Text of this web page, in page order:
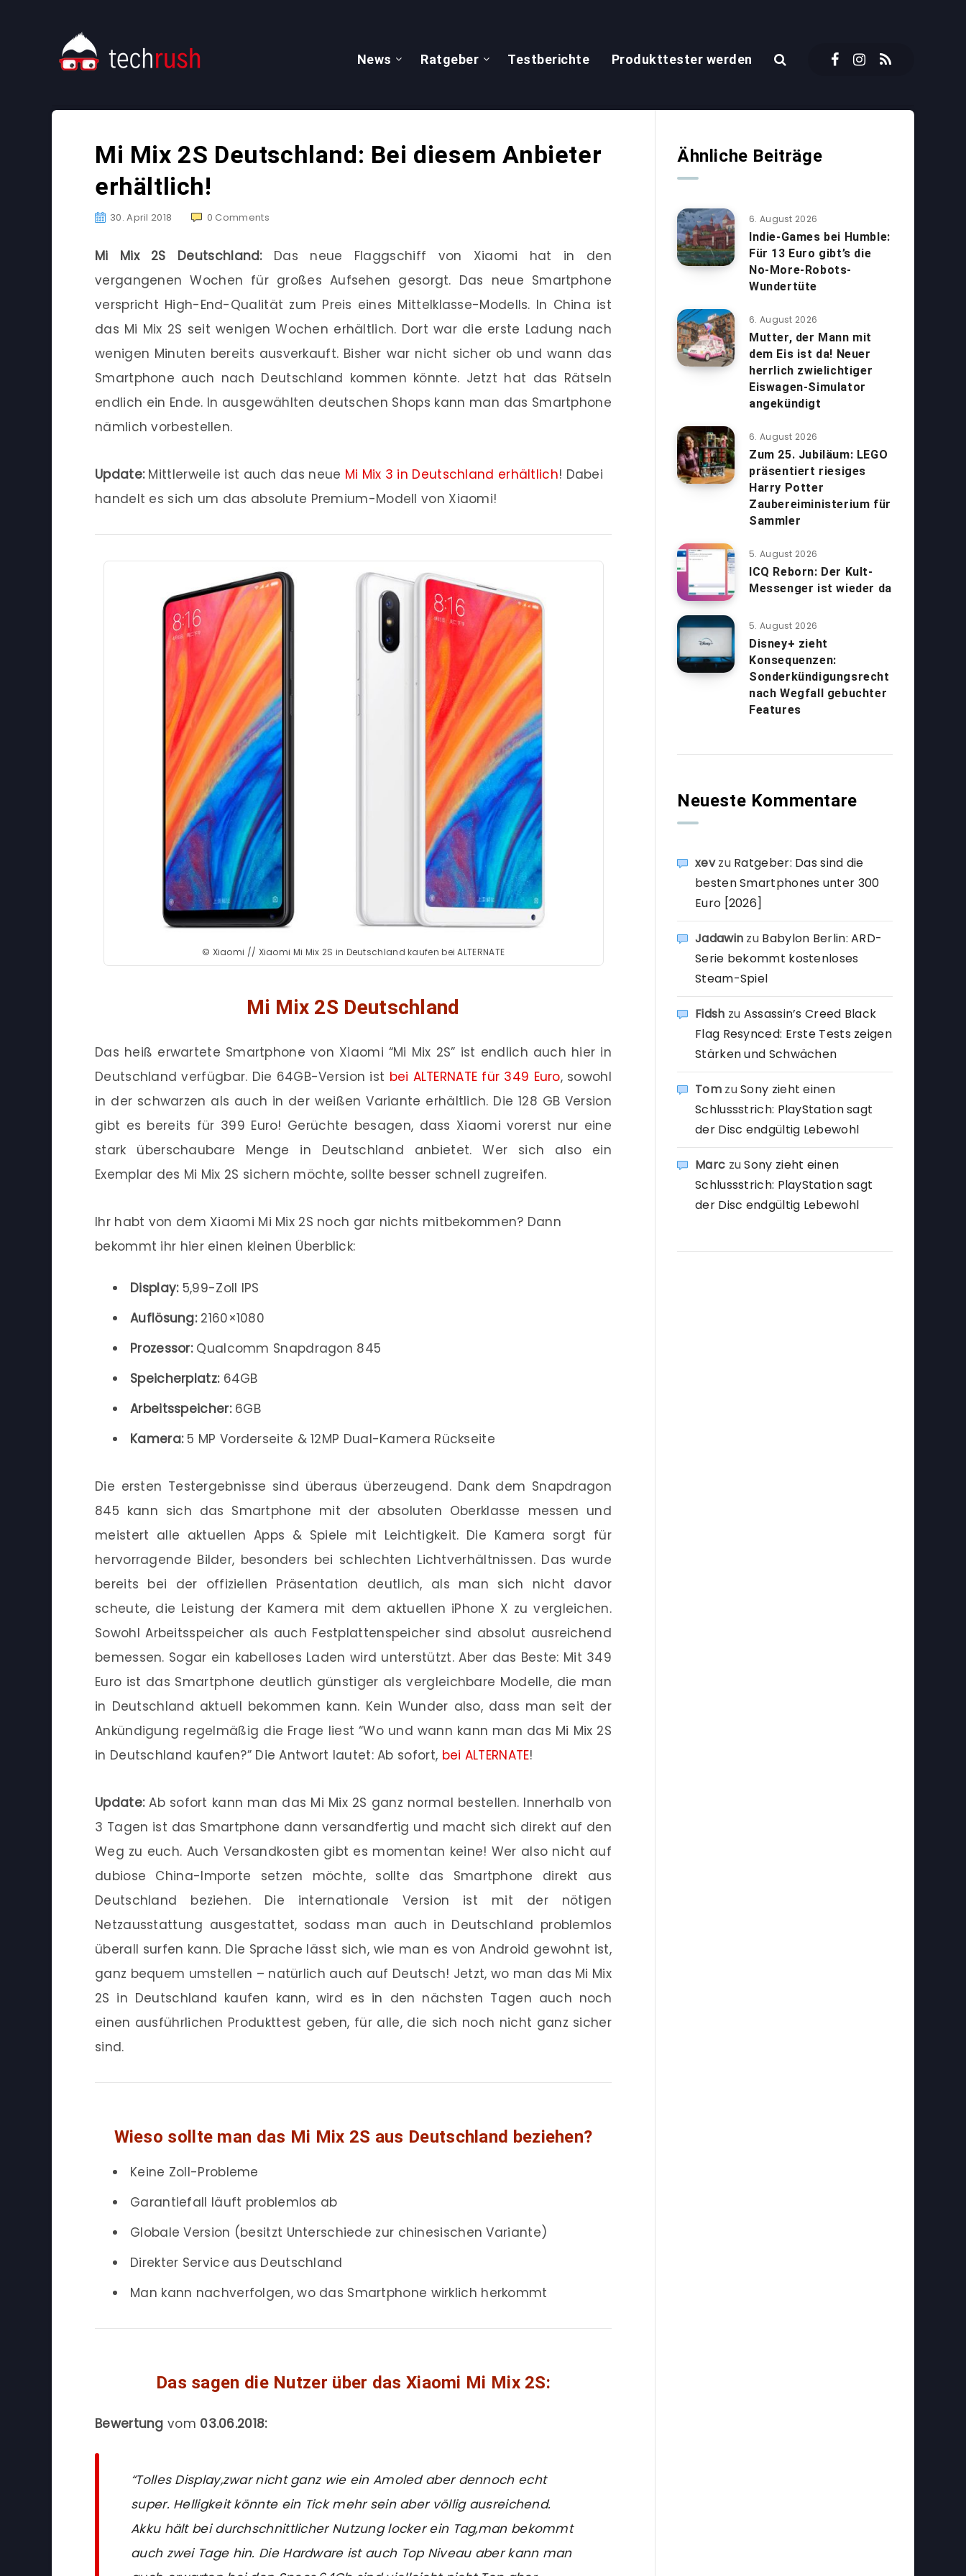
News Ratgeber Testberichte Produkttester werden
Mi Mix 2S Deutschland: Bei diesem Anbieter
erhältlich!
30. April 2018 0 Comments
Mi Mix 2S Deutschland:Das neue Flaggschiff von Xiaomi hat in den
vergangenen Wochen für großes Aufsehen gesorgt. Das neue Smartphone
verspricht High-End-Qualität zum Preis eines Mittelklasse-Modells. In China ist
das Mi Mix 2S seit wenigen Wochen erhältlich. Dort war die erste Ladung nach
wenigen Minuten bereits ausverkauft. Bisher war nicht sicher ob und wann das
Smartphone auch nach Deutschland kommen könnte. Jetzt hat das Rätseln
endlich ein Ende. In ausgewählten deutschen Shops kann man das Smartphone
nämlich vorbestellen.
Update:Mittlerweile ist auch das neue Mi Mix 3 in Deutschland erhältlich! Dabei
handelt es sich um das absolute Premium-Modell von Xiaomi!
© Xiaomi // Xiaomi Mi Mix 2S in Deutschland kaufen bei ALTERNATE
Mi Mix 2S Deutschland
Das heiß erwartete Smartphone von Xiaomi “Mi Mix 2S” ist endlich auch hier in
Deutschland verfügbar. Die 64GB-Version ist bei ALTERNATE für 349 Euro, sowohl
in der schwarzen als auch in der weißen Variante erhältlich. Die 128 GB Version
gibt es bereits für 399 Euro! Gerüchte besagen, dass Xiaomi vorerst nur eine
stark überschaubare Menge in Deutschland anbietet. Wer sich also ein
Exemplar des Mi Mix 2S sichern möchte, sollte besser schnell zugreifen.
Ihr habt von dem Xiaomi Mi Mix 2S noch gar nichts mitbekommen? Dann
bekommt ihr hier einen kleinen Überblick:
Display:5,99-Zoll IPS
Auflösung:2160×1080
Prozessor:Qualcomm Snapdragon 845
Speicherplatz:64GB
Arbeitsspeicher:6GB
Kamera:5 MP Vorderseite & 12MP Dual-Kamera Rückseite
Die ersten Testergebnisse sind überaus überzeugend. Dank dem Snapdragon
845 kann sich das Smartphone mit der absoluten Oberklasse messen und
meistert alle aktuellen Apps & Spiele mit Leichtigkeit. Die Kamera sorgt für
hervorragende Bilder, besonders bei schlechten Lichtverhältnissen. Das wurde
bereits bei der offiziellen Präsentation deutlich, als man sich nicht davor
scheute, die Leistung der Kamera mit dem aktuellen iPhone X zu vergleichen.
Sowohl Arbeitsspeicher als auch Festplattenspeicher sind absolut ausreichend
bemessen. Sogar ein kabelloses Laden wird unterstützt. Aber das Beste: Mit 349
Euro ist das Smartphone deutlich günstiger als vergleichbare Modelle, die man
in Deutschland aktuell bekommen kann. Kein Wunder also, dass man seit der
Ankündigung regelmäßig die Frage liest “Wo und wann kann man das Mi Mix 2S
in Deutschland kaufen?” Die Antwort lautet: Ab sofort, bei ALTERNATE!
Update:Ab sofort kann man das Mi Mix 2S ganz normal bestellen. Innerhalb von
3 Tagen ist das Smartphone dann versandfertig und macht sich direkt auf den
Weg zu euch. Auch Versandkosten gibt es momentan keine! Wer also nicht auf
dubiose China-Importe setzen möchte, sollte das Smartphone direkt aus
Deutschland beziehen. Die internationale Version ist mit der nötigen
Netzausstattung ausgestattet, sodass man auch in Deutschland problemlos
überall surfen kann. Die Sprache lässt sich, wie man es von Android gewohnt ist,
ganz bequem umstellen – natürlich auch auf Deutsch! Jetzt, wo man das Mi Mix
2S in Deutschland kaufen kann, wird es in den nächsten Tagen auch noch
einen ausführlichen Produkttest geben, für alle, die sich noch nicht ganz sicher
sind.
Wieso sollte man das Mi Mix 2S aus Deutschland beziehen?
Keine Zoll-Probleme
Garantiefall läuft problemlos ab
Globale Version (besitzt Unterschiede zur chinesischen Variante)
Direkter Service aus Deutschland
Man kann nachverfolgen, wo das Smartphone wirklich herkommt
Das sagen die Nutzer über das Xiaomi Mi Mix 2S:
Bewertung vom 03.06.2018:
“Tolles Display,zwar nicht ganz wie ein Amoled aber dennoch echt
super. Helligkeit könnte ein Tick mehr sein aber völlig ausreichend.
Akku hält bei durchschnittlicher Nutzung locker ein Tag,man bekommt
auch zwei Tage hin. Die Hardware ist auch Top Niveau aber kann man
Ähnliche Beiträge
6. August 2026
Indie-Games bei Humble:
Für 13 Euro gibt’s die
No-More-Robots-
Wundertüte
6. August 2026
Mutter, der Mann mit
dem Eis ist da! Neuer
herrlich zwielichtiger
Eiswagen-Simulator
angekündigt
6. August 2026
Zum 25. Jubiläum: LEGO
präsentiert riesiges
Harry Potter
Zaubereiministerium für
Sammler
5. August 2026
ICQ Reborn: Der Kult-
Messenger ist wieder da
5. August 2026
Disney+ zieht
Konsequenzen:
Sonderkündigungsrecht
nach Wegfall gebuchter
Features
Neueste Kommentare
xevzu Ratgeber: Das sind die
besten Smartphones unter 300
Euro [2026]
Jadawin zu Babylon Berlin: ARD-
Serie bekommt kostenloses
Steam-Spiel
Fidsh zu Assassin’s Creed Black
Flag Resynced: Erste Tests zeigen
Stärken und Schwächen
TomzuSony zieht einen
Schlussstrich: PlayStation sagt
der Disc endgültig Lebewohl
Marc zuSony zieht einen
Schlussstrich: PlayStation sagt
der Disc endgültig Lebewohl